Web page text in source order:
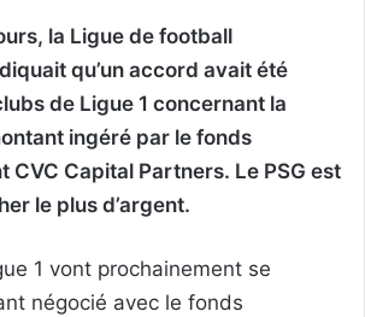
la Ligue de football
qu’un accord avait été
de Ligue 1 concernant la
ingéré par le fonds
CVC Capital Partners. Le PSG est
le plus d’argent.
1 vont prochainement se
négocié avec le fonds